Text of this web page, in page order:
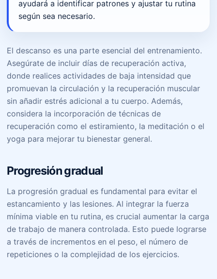
ayudará a identificar patrones y ajustar tu rutina
según sea necesario.
El descanso es una parte esencial del entrenamiento.
Asegúrate de incluir días de recuperación activa,
donde realices actividades de baja intensidad que
promuevan la circulación y la recuperación muscular
sin añadir estrés adicional a tu cuerpo. Además,
considera la incorporación de técnicas de
recuperación como el estiramiento, la meditación o el
yoga para mejorar tu bienestar general.
Progresión gradual
La progresión gradual es fundamental para evitar el
estancamiento y las lesiones. Al integrar la fuerza
mínima viable en tu rutina, es crucial aumentar la carga
de trabajo de manera controlada. Esto puede lograrse
a través de incrementos en el peso, el número de
repeticiones o la complejidad de los ejercicios.